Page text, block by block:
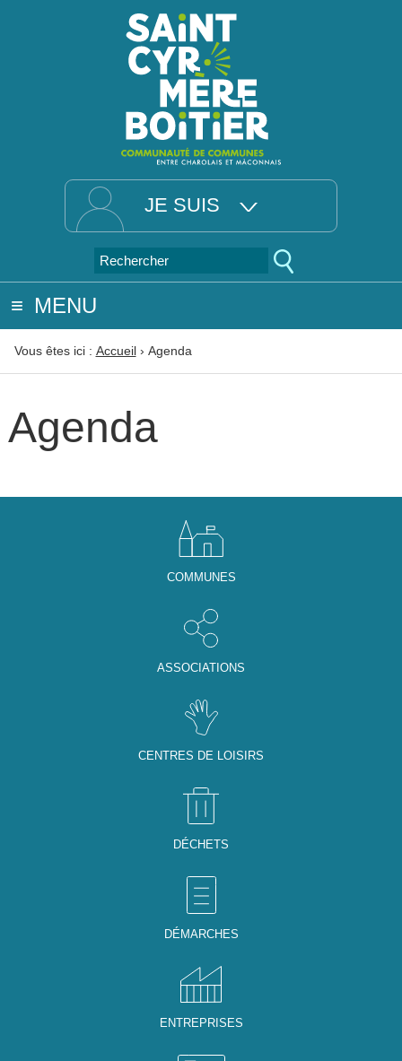
JE SUIS
MENU
Vous êtes ici : Accueil› Agenda
Agenda
COMMUNES
ASSOCIATIONS
CENTRES DE LOISIRS
DÉCHETS
DÉMARCHES
ENTREPRISES